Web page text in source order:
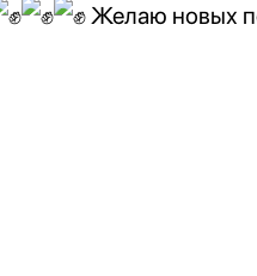
Желаю новых